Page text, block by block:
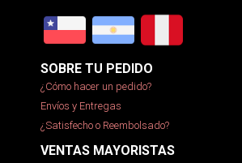
SOBRE TU PEDIDO
¿Cómo hacer un pedido?
Envíos y Entregas
¿Satisfecho o Reembolsado?
VENTAS MAYORISTAS